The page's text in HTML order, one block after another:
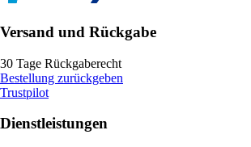
Versand und Rückgabe
30 Tage Rückgaberecht
Bestellung zurückgeben
Trustpilot
Dienstleistungen